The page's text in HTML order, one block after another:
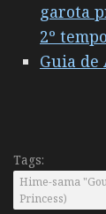
garota
2º
Guia de
Tags:
Hime-sama
Princess)